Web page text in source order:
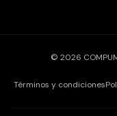
© 2026
Términos y condiciones